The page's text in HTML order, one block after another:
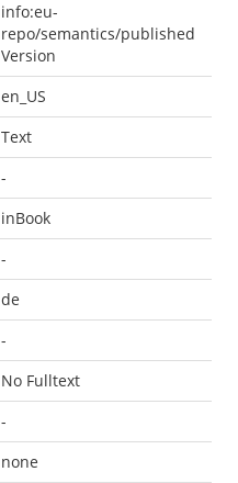
info:eu-
repo/semantics/published
Version
en_US
Text
-
inBook
-
de
-
No Fulltext
-
none